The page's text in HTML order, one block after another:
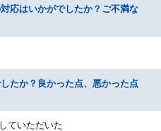
応はいかがでしたか？ご不満な
たか？良かった点、悪かった点
ていただいた